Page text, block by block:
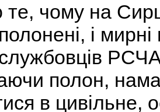
чому на
і
полон,
в